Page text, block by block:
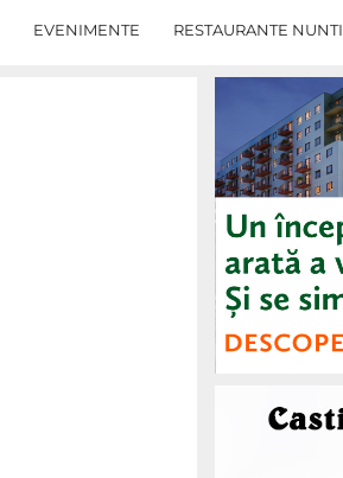
EVENIMENTE RESTAURANTE NUNTI